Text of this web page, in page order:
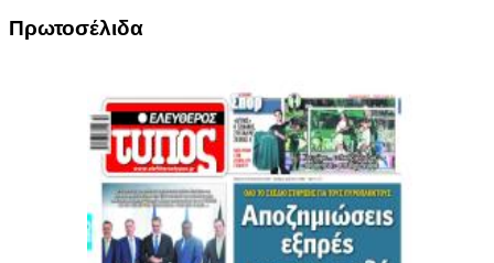
Πρωτοσέλιδα